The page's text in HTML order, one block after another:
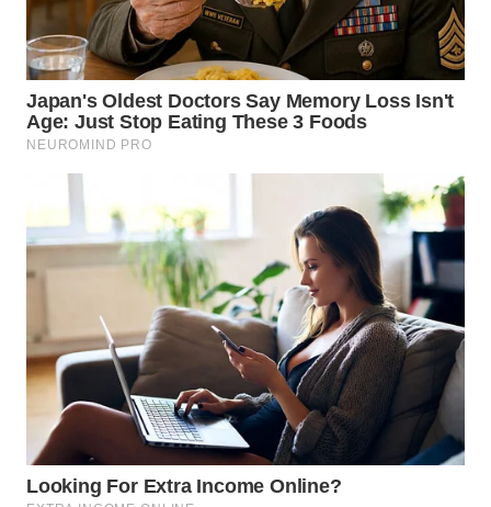
TEBING
TINGGI
WN
PAKPAK
KARAWANG
WN
BOGOR
WN
DEPOK